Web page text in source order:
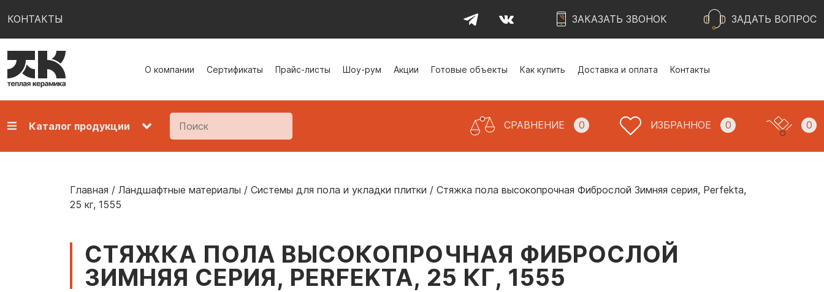
КОНТАКТЫ ЗАКАЗАТЬ ЗВОНОК ЗАДАТЬ ВОПРОС
О компании Сертификаты Прайс-листы Шоу-рум Акции Готовые объекты Как купить Доставка и оплата Контакты
Каталог продукции СРАВНЕНИЕ 0 ИЗБРАННОЕ 0 0
Главная / Ландшафтные материалы / Системы для пола и укладки плитки / Стяжка пола высокопрочная Фиброслой Зимняя серия, Perfekta,
25 кг, 1555
СТЯЖКА ПОЛА ВЫСОКОПРОЧНАЯ ФИБРОСЛОЙ
ЗИМНЯЯ СЕРИЯ, PERFEKTA, 25 КГ, 1555